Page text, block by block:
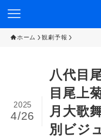
ホーム 観劇予報
八代目
目尾上
月大歌
別ビジ
2025
4/26